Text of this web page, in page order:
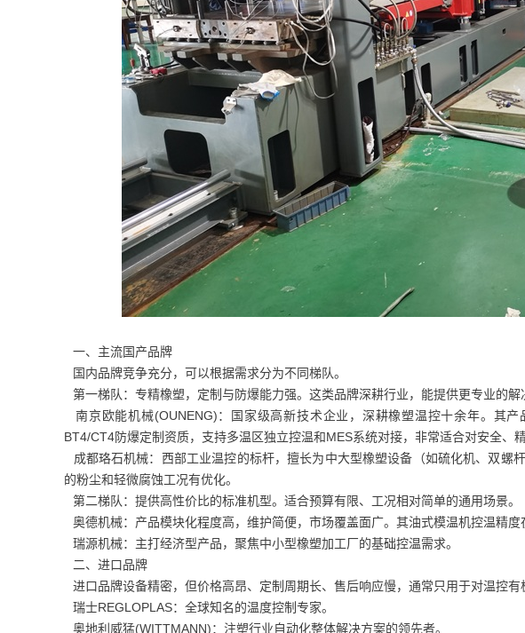
一、主流国产品牌
国内品牌竞争充分，可以根据需求分为不同梯队。
第一梯队：专精橡塑，定制与防爆能力强。这类品牌深耕行业，能提供更专业的解
南京欧能机械(OUNENG)：国家级高新技术企业，深耕橡塑温控十余年。
BT4/CT4防爆定制资质，支持多温区独立控温和MES系统对接，非常适合对安全、
成都珞石机械：西部工业温控的标杆，擅长为中大型橡塑设备（如硫化机、双螺
的粉尘和轻微腐蚀工况有优化。
第二梯队：提供高性价比的标准机型。适合预算有限、工况相对简单的通用场景。
奥德机械：产品模块化程度高，维护简便，市场覆盖面广。其油式模温机控温精度
瑞源机械：主打经济型产品，聚焦中小型橡塑加工厂的基础控温需求。
二、进口品牌
进口品牌设备精密，但价格高昂、定制周期长、售后响应慢，通常只用于对温控有
瑞士REGLOPLAS：全球知名的温度控制专家。
奥地利威猛(WITTMANN)：注塑行业自动化整体解决方案的领先者。